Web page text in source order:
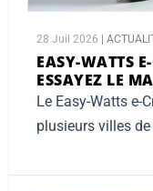
28 Juil 2026 |
EASY-WATTS
ESSAYEZ LE
Le Easy-Watts e-
plusieurs villes